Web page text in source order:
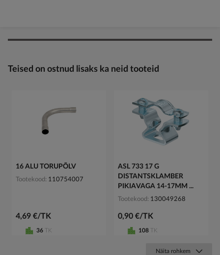
Teised on ostnud lisaks ka neid tooteid
16 ALU TORUPÕLV
Tootekood 110754007
4,69 €/TK
36 TK
ASL 733 17 G
DISTANTSKLAMBER
PIKIAVAGA 14-17MM ...
Tootekood 130049268
0,90 €/TK
108 TK
Näita rohkem